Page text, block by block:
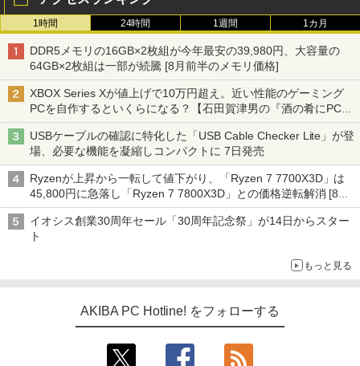
1時間 24時間 1週間 1カ月
DDR5メモリの16GB×2枚組が今年最安の39,980円、大容量の
64GB×2枚組は一部が続騰 [8月前半のメモリ価格]
XBOX Series Xが値上げで10万円超え。近い性能のゲーミング
PCを自作するといくらになる？【石田賀津男の『酒の肴にPCゲ
ーム』】
USBケーブルの確認に特化した「USB Cable Checker Lite」が登
場、必要な機能を凝縮しコンパクトに 7日発売
Ryzenが上昇から一転して値下がり、「Ryzen 7 7700X3D」は
45,800円に急落し「Ryzen 7 7800X3D」との価格逆転解消 [8月
前半のCPU価格]
イオシス創業30周年セール「30周年記念祭」が14日からスター
ト
もっと見る
AKIBA PC Hotline! をフォローする